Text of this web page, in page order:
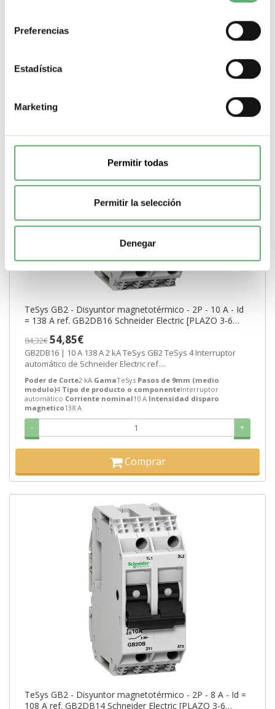
Preferencias
Estadística
Marketing
Permitir todas
Permitir la selección
Denegar
+
TeSys GB2 - Disyuntor magnetotérmico - 2P - 10 A - Id
= 138 A ref. GB2DB16 Schneider Electric [PLAZO 3-6
84,32€54,85€
GB2DB16 | 10 A 138 A 2 kA TeSys GB2 TeSys 4 Interruptor
automático de Schneider Electric ref....
Poder de Corte2 kA GamaTeSys Pasos de 9mm (medio
modulo)4 Tipo de producto o componenteInterruptor
automático Corriente nominal10 A Intensidad disparo
magnetico138 A
- +
Comprar
TeSys GB2 - Disyuntor magnetotérmico - 2P - 8 A - Id =
108 A ref. GB2DB14 Schneider Electric [PLAZO 3-6